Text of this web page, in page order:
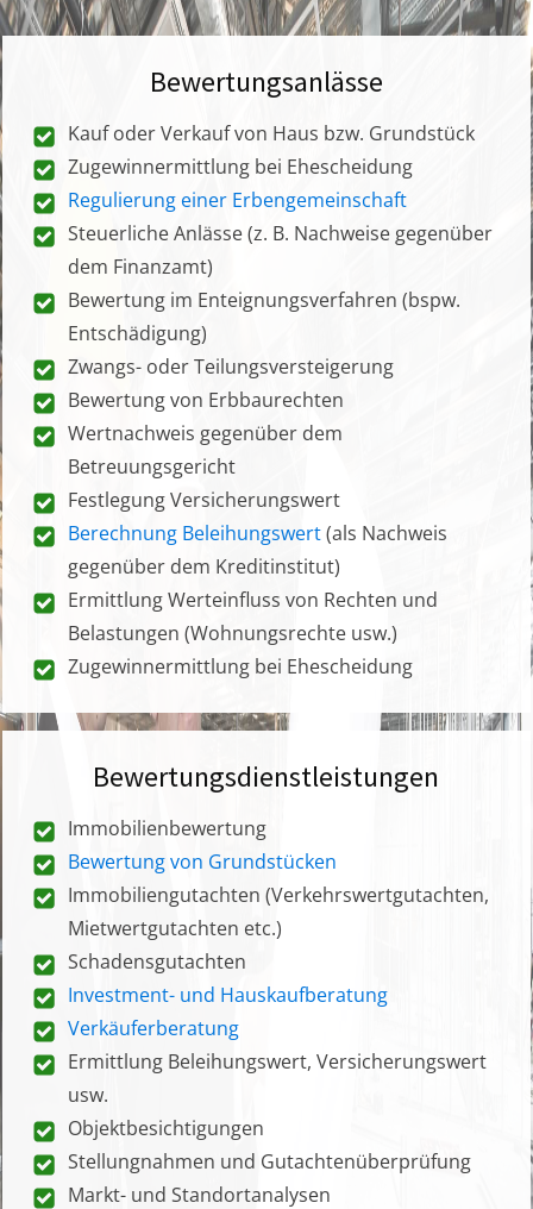
Bewertungsanlässe
Kauf oder Verkauf von Haus bzw. Grundstück
Zugewinnermittlung bei Ehescheidung
Regulierung einer Erbengemeinschaft
Steuerliche Anlässe (z. B. Nachweise gegenüber
dem Finanzamt)
Bewertung im Enteignungsverfahren (bspw.
Entschädigung)
Zwangs- oder Teilungsversteigerung
Bewertung von Erbbaurechten
Wertnachweis gegenüber dem
Betreuungsgericht
Festlegung Versicherungswert
Berechnung Beleihungswert(als Nachweis
gegenüber dem Kreditinstitut)
Ermittlung Werteinfluss von Rechten und
Belastungen (Wohnungsrechte usw.)
Zugewinnermittlung bei Ehescheidung
Bewertungsdienstleistungen
Immobilienbewertung
Bewertung von Grundstücken
Immobiliengutachten (Verkehrswertgutachten,
Mietwertgutachten etc.)
Schadensgutachten
Investment- und Hauskaufberatung
Verkäuferberatung
Ermittlung Beleihungswert, Versicherungswert
usw.
Objektbesichtigungen
Stellungnahmen und Gutachtenüberprüfung
Markt- und Standortanalysen